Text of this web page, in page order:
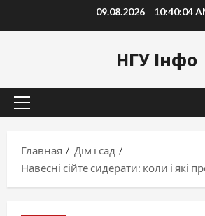
к
09.08.2026 10:40:05
НГУ Інфо
Основное
Главная
Дім і сад
Навесні сійте сидерати: коли і які